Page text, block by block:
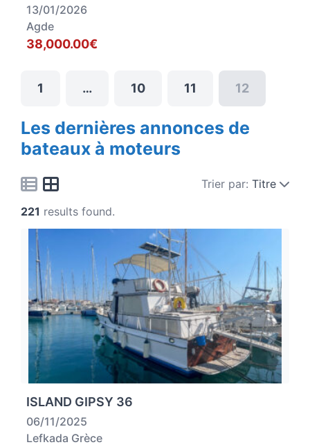
13/01/2026
Agde
38,000.00€
1 … 10 11 12
Les dernières annonces de
bateaux à moteurs
Trier par: Titre
221 results found.
ISLAND GIPSY 36
06/11/2025
Lefkada Grèce